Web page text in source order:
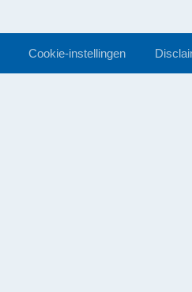
Cookie-instellingen